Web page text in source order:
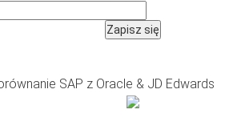
SAP z Oracle & JD Edwards